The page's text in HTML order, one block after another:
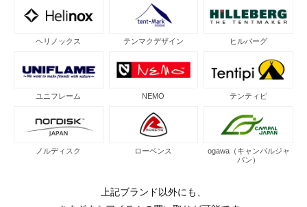
ヘリノックス テンマクデザイン ヒルバーグ
ユニフレーム NEMO テンティピ
ノルディスク ローベンス
ogawa（キャンパルジャ
パン）
上記ブランド以外にも、